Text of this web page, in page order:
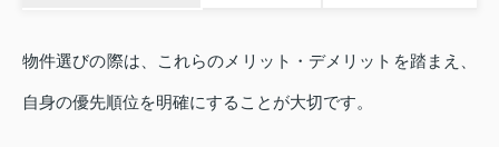
物件選びの際は、これらのメリット・デメリットを踏まえ、
自身の優先順位を明確にすることが大切です。